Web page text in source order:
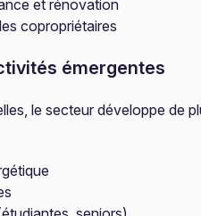
et rénovation
copropriétaires
émergentes
le secteur développe de